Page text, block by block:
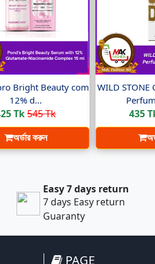
Bright Beauty com
12% d...
Tk545 Tk
অর্ডার করুন
WILD STONE
435
Easy 7 days return
7 days Easy return
Guaranty
PAGE